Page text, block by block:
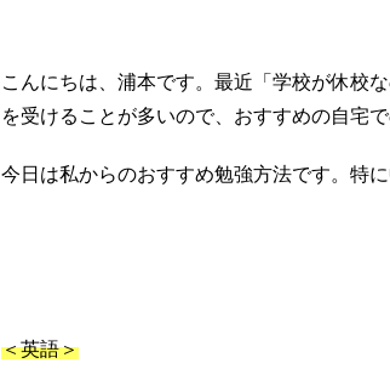
こんにちは、浦本です。最近「学校が休校
を受けることが多いので、おすすめの自宅
今日は私からのおすすめ勉強方法です。特
＜英語＞